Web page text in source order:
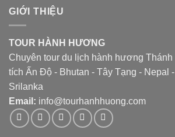
GIỚI THIỆU
TOUR HÀNH HƯƠNG
Chuyên tour du lịch hành hương Thánh
tích Ấn Độ - Bhutan - Tây Tạng - Nepal -
Srilanka
Email: info@tourhanhhuong.com